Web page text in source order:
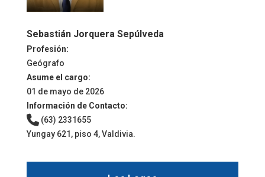
Sebastián Jorquera Sepúlveda
Profesión:
Geógrafo
Asume el cargo:
01 de mayo de 2026
Información de Contacto:
(63) 2331655
Yungay 621, piso 4, Valdivia.